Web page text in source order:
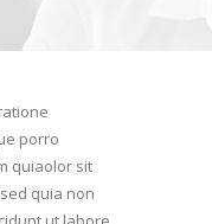
porro
quiaolor sit
quia non